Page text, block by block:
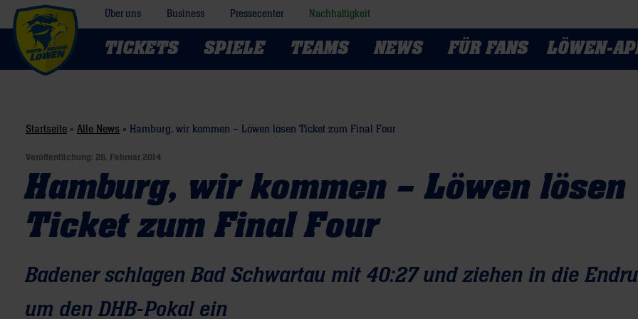
Über uns Business Pressecenter Nachhaltigkeit
TICKETS SPIELE TEAMS NEWS FÜR FANS LÖWEN-
Startseite » Alle News » Hamburg, wir kommen – Löwen lösen Ticket zum Final Four
Veröffentlichung: 26. Februar 2014
Hamburg, wir kommen – Löwen lösen
Ticket zum Final Four
Badener schlagen Bad Schwartau mit 40:27 und ziehen in die
um den DHB-Pokal ein